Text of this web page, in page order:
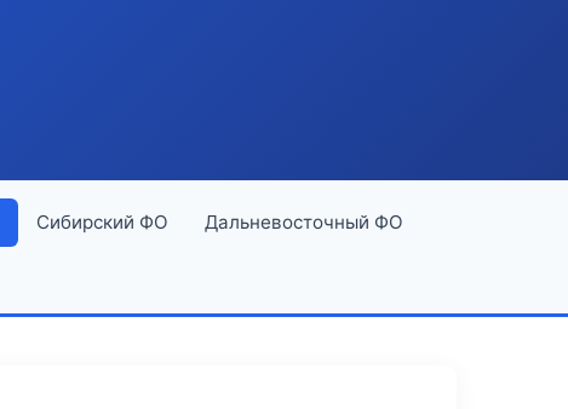
Сибирский ФО Дальневосточный ФО